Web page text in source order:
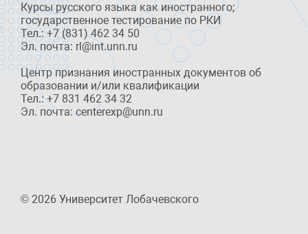
Курсы русского языка как иностранного;
государственное тестирование по РКИ
Тел.: +7 (831) 462 34 50
Эл. почта: rl@int.unn.ru
Центр признания иностранных документов об
образовании и/или квалификации
Тел.: +7 831 462 34 32
Эл. почта: centerexp@unn.ru
© 2026 Университет Лобачевского